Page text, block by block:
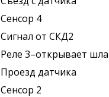
Сенсор 4
Сигнал от СКД2
Реле 3–открывает
Проезд датчика
Сенсор 2